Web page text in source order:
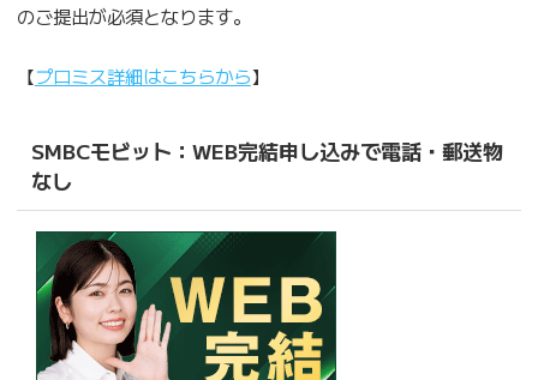
のご提出が必須となります。
【プロミス詳細はこちらから】
SMBCモビット：WEB完結申し込みで電話・郵送物
なし